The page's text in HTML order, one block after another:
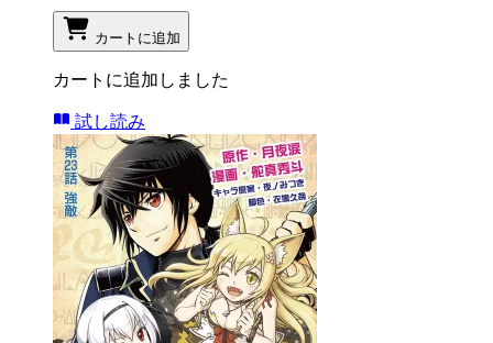
カートに追加
カートに追加しました
試し読み